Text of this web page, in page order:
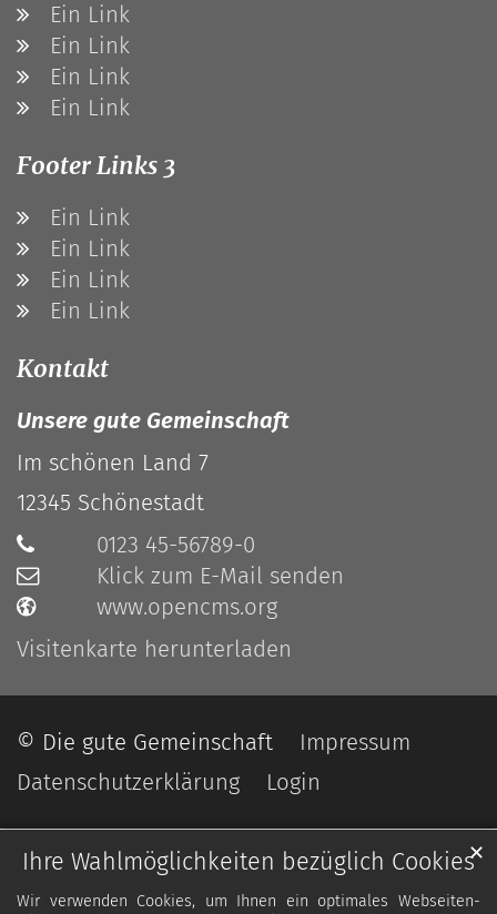
Ihre Wahlmöglichkeiten bezüglich Cookies
Wir verwenden Cookies, um Ihnen ein optimales Webseiten-
✕
Ein Link
Ein Link
Ein Link
Ein Link
Footer Links 3
Ein Link
Ein Link
Ein Link
Ein Link
Kontakt
Unsere gute Gemeinschaft
Im schönen Land 7
12345 Schönestadt
0123 45-56789-0
Klick zum E-Mail senden
www.opencms.org
Visitenkarte herunterladen
© Die gute Gemeinschaft
Impressum
Datenschutzerklärung
Login